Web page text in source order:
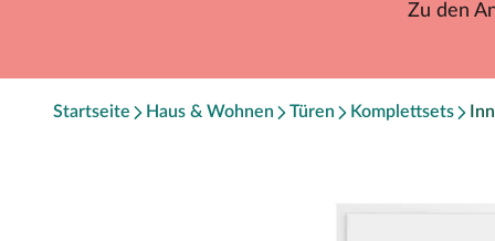
Zu den
Startseite Haus & Wohnen Türen Komplettsets